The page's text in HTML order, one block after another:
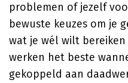
problemen of jezelf
bewuste keuzes om je
wat je wél wilt bereiken
werken het beste
gekoppeld aan